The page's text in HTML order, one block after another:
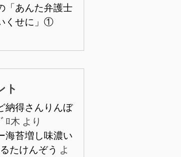
「あんた弁護士
くせに」①
ト
納得さんりんぼ
ﾛ木 より
海苔増し味濃い
たけんぞう よ